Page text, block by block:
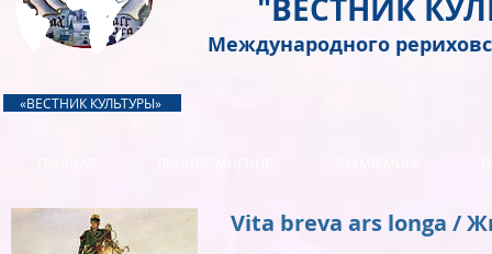
«ВЕСТНИК КУЛЬТУРЫ»
Vita breva ars longa /
"ВЕСТНИК
Международного